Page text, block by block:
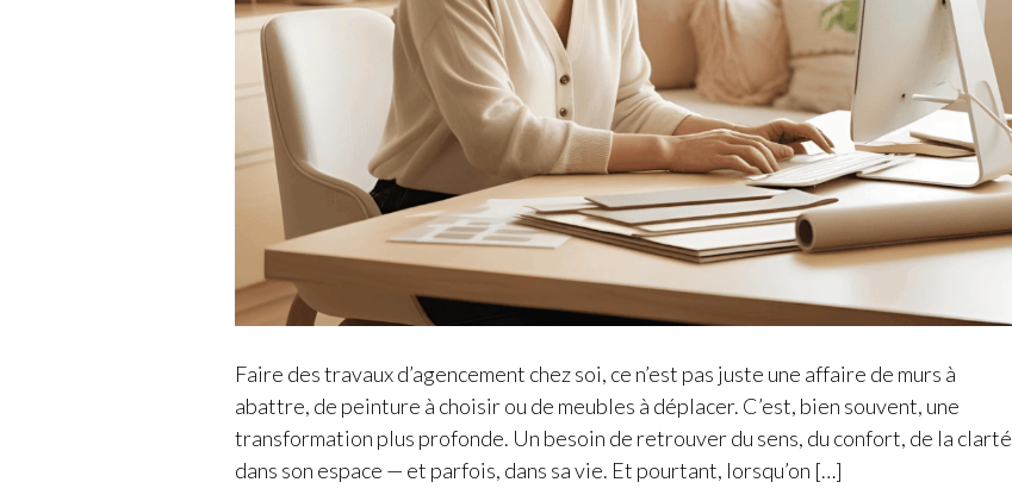
Faire des travaux d’agencement chez soi, ce n’est pas juste une affaire de murs à
abattre, de peinture à choisir ou de meubles à déplacer. C’est, bien souvent, une
transformation plus profonde. Un besoin de retrouver du sens, du confort, de la clarté
dans son espace — et parfois, dans sa vie. Et pourtant, lorsqu’on […]